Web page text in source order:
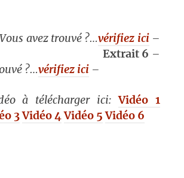
avez trouvé ?…vérifiez ici–
6 –
?…vérifiez ici –
à télécharger ici: Vidéo 1
3Vidéo 4Vidéo 5 Vidéo 6